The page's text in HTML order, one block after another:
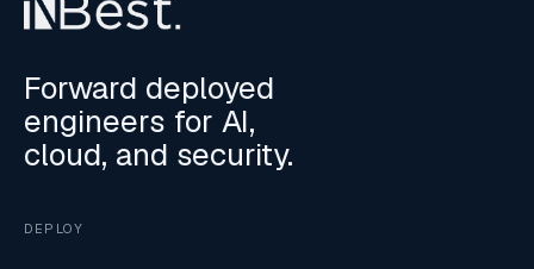
Forward deployed
engineers for AI,
cloud, and security.
DEPLOY